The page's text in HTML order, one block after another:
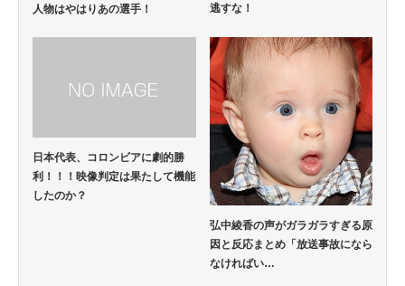
人物はやはりあの選手！
逃すな！
日本代表、コロンビアに劇的勝
利！！！映像判定は果たして機能
したのか？
弘中綾香の声がガラガラすぎる原
因と反応まとめ「放送事故になら
なければい…